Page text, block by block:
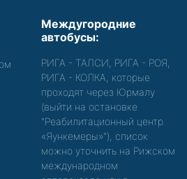
Междугородние
автобусы:
РИГА - ТАЛСИ, РИГА - РОЯ,
РИГА - КОЛКА, которые
проходят через Юрмалу
(выйти на остановке
"Реабилитационный центр
«Яункемеры»"), список
можно уточнить на Рижском
международном